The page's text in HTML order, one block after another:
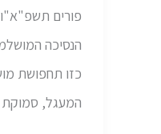
פורים
הנסיכה
כזו תחפושת
המעגל,